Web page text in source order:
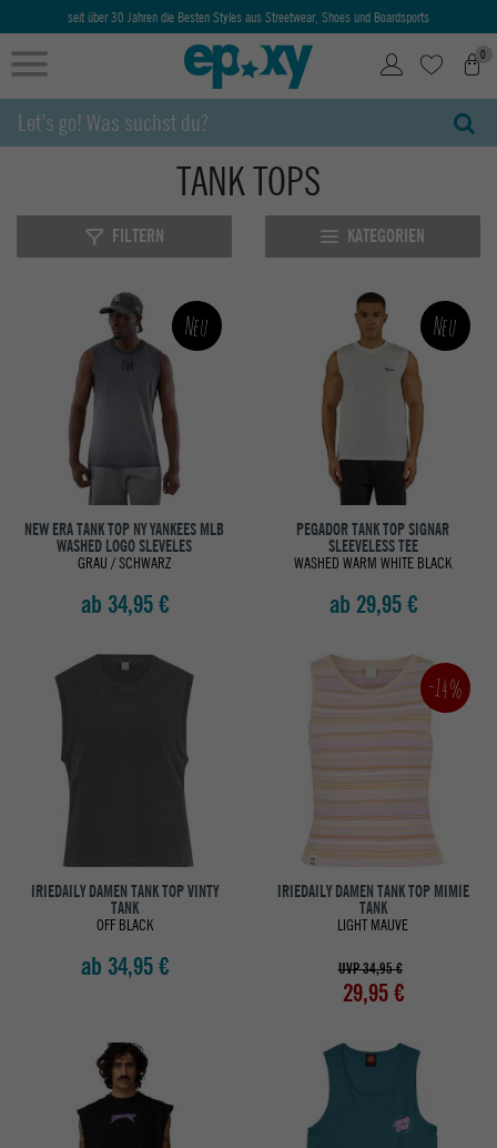
Ab 50€ kostenlose Lieferung & Retoure
0
TANK TOPS
FILTERN KATEGORIEN
Neu
NEW ERA TANK TOP NY YANKEES MLB
WASHED LOGO SLEVELES
GRAU / SCHWARZ
ab 34,95 €
Neu
PEGADOR TANK TOP SIGNAR
SLEEVELESS TEE
WASHED WARM WHITE BLACK
ab 29,95 €
IRIEDAILY DAMEN TANK TOP VINTY
TANK
OFF BLACK
ab 34,95 €
-14%
IRIEDAILY DAMEN TANK TOP MIMIE
TANK
LIGHT MAUVE
UVP 34,95 €
29,95 €